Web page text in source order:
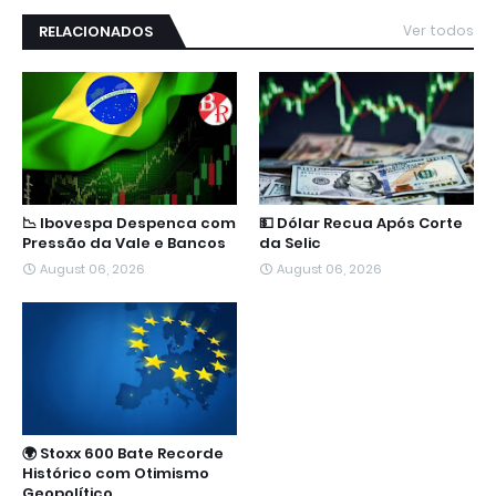
RELACIONADOS Ver todos
📉 Ibovespa Despenca com
Pressão da Vale e Bancos
August 06, 2026
💵 Dólar Recua Após Corte
da Selic
August 06, 2026
🌍 Stoxx 600 Bate Recorde
Histórico com Otimismo